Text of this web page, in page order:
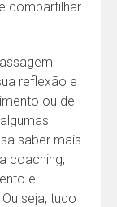
compartilhar
reflexão e
ou de
saber mais.
coaching,
e
seja, tudo